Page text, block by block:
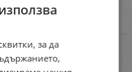
за да